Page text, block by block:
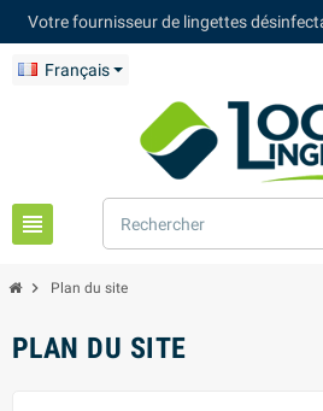
Votre fournisseur de lingettes
Français
view_headline
chevron_right Plan du site
PLAN DU SITE